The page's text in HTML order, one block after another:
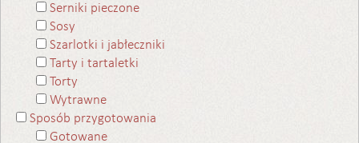
Serniki pieczone
Sosy
Szarlotki i jabłeczniki
Tarty i tartaletki
Torty
Wytrawne
Sposób przygotowania
Gotowane